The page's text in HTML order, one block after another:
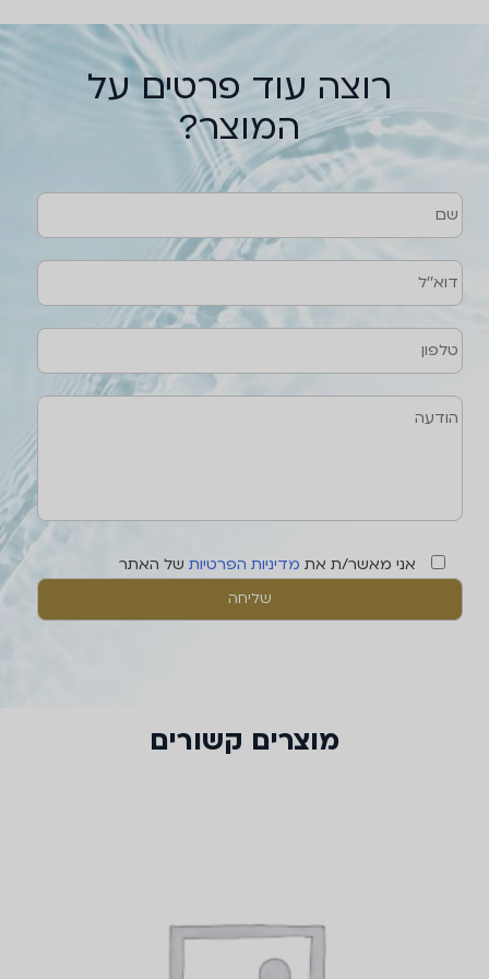
רוצה עוד פרטים על
המוצר?
שם
הודעה
דוא''ל
טלפון
אני מאשר/ת את מדיניות הפרטיות של האתר
מוצרים קשורים